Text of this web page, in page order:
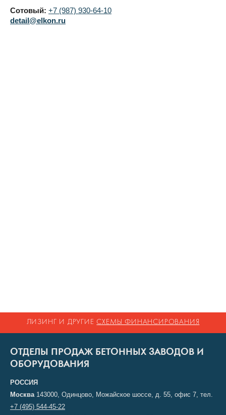
Сотовый: +7 (987) 930-64-10
detail@elkon.ru
ЛИЗИНГ И ДРУГИЕ СХЕМЫ ФИНАНСИРОВАНИЯ
ОТДЕЛЫ ПРОДАЖ БЕТОННЫХ ЗАВОДОВ И
ОБОРУДОВАНИЯ
РОССИЯ
Москва143000, Одинцово, Можайское шоссе, д. 55, офис 7, тел.
+7 (495) 544-45-22